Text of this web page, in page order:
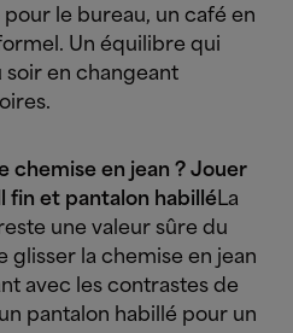
le bureau, un café en
Un équilibre qui
en changeant
chemise en jean ? Jouer
fin et pantalon habilléLa
une valeur sûre du
glisser la chemise en jean
avec les contrastes de
pantalon habillé pour un